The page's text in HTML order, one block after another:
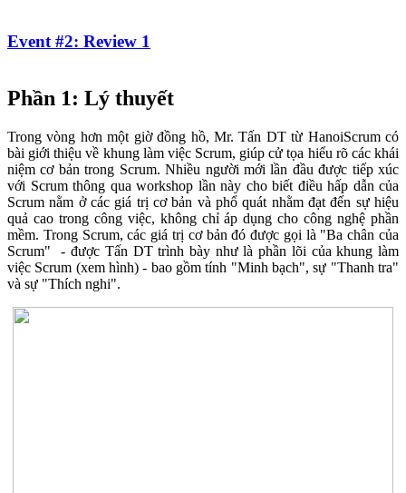
Event #2: Review 1
Phần 1: Lý thuyết
Trong vòng hơn một giờ đồng hồ, Mr. Tấn DT từ HanoiScrum có
bài giới thiệu về khung làm việc Scrum, giúp cử tọa hiểu rõ các khái
niệm cơ bản trong Scrum. Nhiều người mới lần đầu được tiếp xúc
với Scrum thông qua workshop lần này cho biết điều hấp dẫn của
Scrum nằm ở các giá trị cơ bản và phổ quát nhằm đạt đến sự hiệu
quả cao trong công việc, không chỉ áp dụng cho công nghệ phần
mềm. Trong Scrum, các giá trị cơ bản đó được gọi là "Ba chân của
Scrum" - được Tấn DT trình bày như là phần lõi của khung làm
việc Scrum (xem hình) - bao gồm tính "Minh bạch", sự "Thanh tra"
và sự "Thích nghi".